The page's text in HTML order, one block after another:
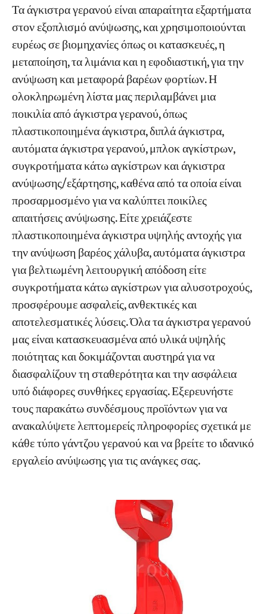
Εργα
Blogs
Εφαρμογές
Σχετικά με εμάς
Επικοινωνήστε μαζί μας
Τα άγκιστρα γερανού είναι απαραίτητα εξαρτήματα
στον εξοπλισμό ανύψωσης, και χρησιμοποιούνται
ευρέως σε βιομηχανίες όπως οι κατασκευές, η
μεταποίηση, τα λιμάνια και η εφοδιαστική, για την
ανύψωση και μεταφορά βαρέων φορτίων. Η
ολοκληρωμένη λίστα μας περιλαμβάνει μια
ποικιλία από άγκιστρα γερανού, όπως
πλαστικοποιημένα άγκιστρα, διπλά άγκιστρα,
αυτόματα άγκιστρα γερανού, μπλοκ αγκίστρων,
συγκροτήματα κάτω αγκίστρων και άγκιστρα
ανύψωσης/εξάρτησης, καθένα από τα οποία είναι
προσαρμοσμένο για να καλύπτει ποικίλες
απαιτήσεις ανύψωσης. Είτε χρειάζεστε
πλαστικοποιημένα άγκιστρα υψηλής αντοχής για
την ανύψωση βαρέος χάλυβα, αυτόματα άγκιστρα
για βελτιωμένη λειτουργική απόδοση είτε
συγκροτήματα κάτω αγκίστρων για αλυσοτροχούς,
προσφέρουμε ασφαλείς, ανθεκτικές και
αποτελεσματικές λύσεις. Όλα τα άγκιστρα γερανού
μας είναι κατασκευασμένα από υλικά υψηλής
ποιότητας και δοκιμάζονται αυστηρά για να
διασφαλίζουν τη σταθερότητα και την ασφάλεια
υπό διάφορες συνθήκες εργασίας. Εξερευνήστε
τους παρακάτω συνδέσμους προϊόντων για να
ανακαλύψετε λεπτομερείς πληροφορίες σχετικά με
κάθε τύπο γάντζου γερανού και να βρείτε το ιδανικό
εργαλείο ανύψωσης για τις ανάγκες σας.